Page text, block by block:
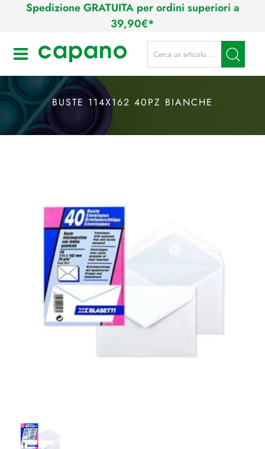
Spedizione GRATUITA per ordini superiori a
39,90€*
Open La modifica di un filtro
BUSTE 114X162 40PZ BIANCHE